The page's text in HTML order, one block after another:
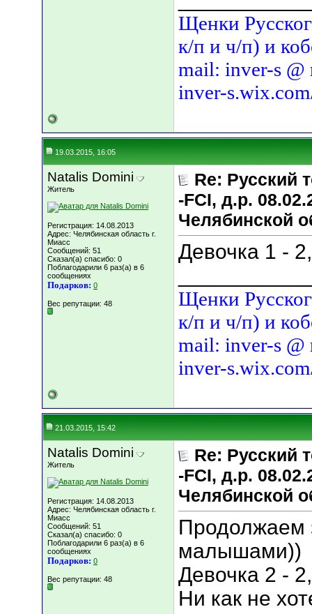
Щенки
к/п и ч/п) и
mail: inver-s @
inver-
19.03.2015, 16:05
Natalis Domini
Житель
Регистрация: 14.08.2013
Адрес: Челябинская область г.
Миасс
Сообщений: 51
Сказал(а) спасибо: 0
Поблагодарили 6 раз(а) в 6
сообщениях
Подарков: 0
Вес репутации: 48
Re: Русский
-FCI, д.р.
Челябинской
Девочка 1 -
Щенки
к/п и ч/п) и
mail: inver-s @
inver-
21.03.2015, 15:42
Natalis Domini
Житель
Регистрация: 14.08.2013
Адрес: Челябинская область г.
Миасс
Сообщений: 51
Сказал(а) спасибо: 0
Поблагодарили 6 раз(а) в 6
сообщениях
Подарков: 0
Вес репутации: 48
Re: Русский
-FCI, д.р.
Челябинской
Продолжаем
малышами))
Девочка 2 -
Ни как не